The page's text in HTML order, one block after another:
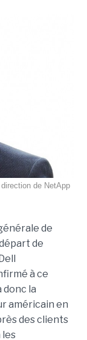
de NetApp
de
de
à ce
donc la
américain en
des clients
les